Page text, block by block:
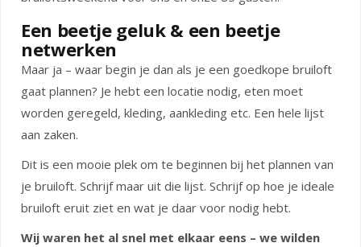
Een beetje geluk & een beetje
netwerken
Maar ja – waar begin je dan als je een goedkope bruiloft
gaat plannen? Je hebt een locatie nodig, eten moet
worden geregeld, kleding, aankleding etc. Een hele lijst
aan zaken.
Dit is een mooie plek om te beginnen bij het plannen van
je bruiloft. Schrijf maar uit die lijst. Schrijf op hoe je ideale
bruiloft eruit ziet en wat je daar voor nodig hebt.
Wij waren het al snel met elkaar eens – we wilden